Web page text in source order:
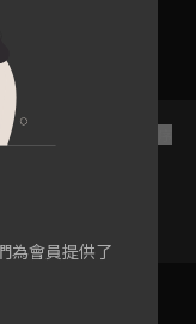
為會員提供了